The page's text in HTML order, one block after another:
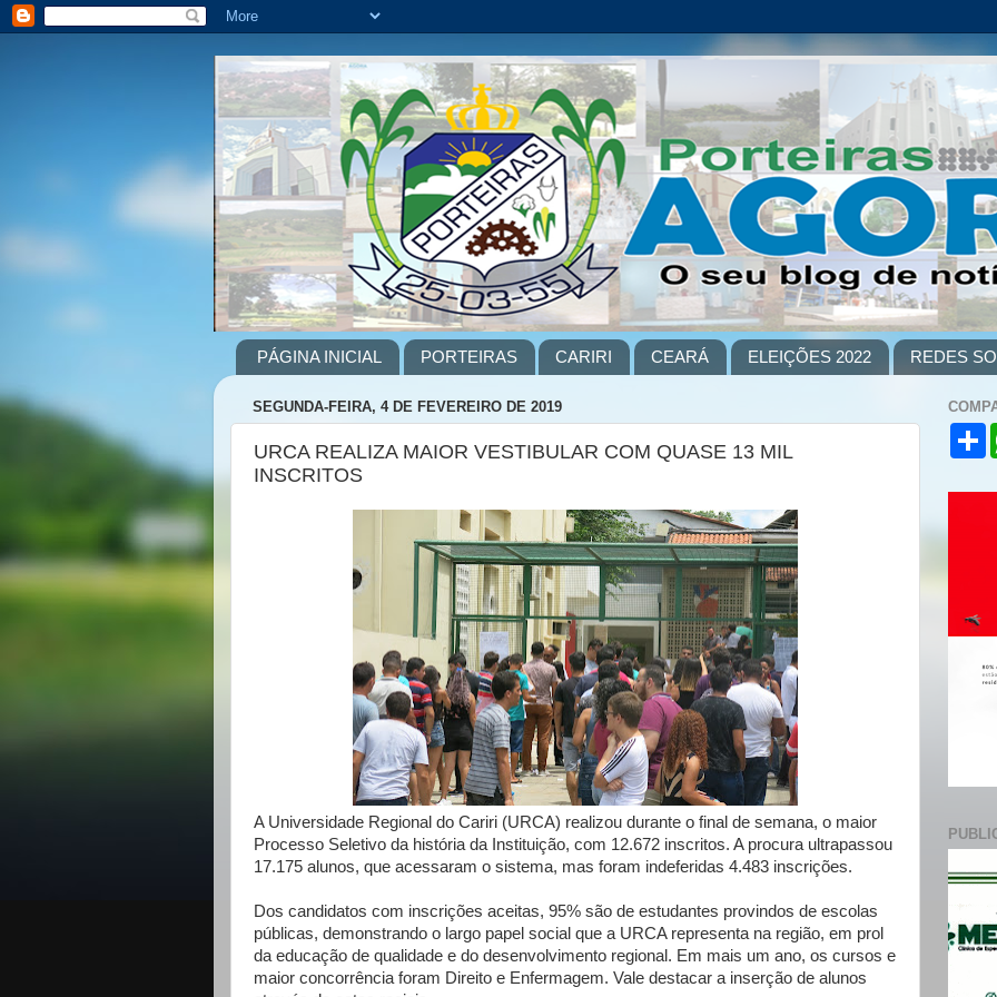
PÁGINA INICIAL PORTEIRAS CARIRI CEARÁ ELEIÇÕES 2022 REDES
SEGUNDA-FEIRA, 4 DE FEVEREIRO DE 2019
URCA REALIZA MAIOR VESTIBULAR COM QUASE 13 MIL
INSCRITOS
A Universidade Regional do Cariri (URCA) realizou durante o final de semana, o maior
Processo Seletivo da história da Instituição, com 12.672 inscritos. A procura ultrapassou
17.175 alunos, que acessaram o sistema, mas foram indeferidas 4.483 inscrições.
Dos candidatos com inscrições aceitas, 95% são de estudantes provindos de escolas
públicas, demonstrando o largo papel social que a URCA representa na região, em prol
da educação de qualidade e do desenvolvimento regional. Em mais um ano, os cursos e
maior concorrência foram Direito e Enfermagem. Vale destacar a inserção de alunos
S